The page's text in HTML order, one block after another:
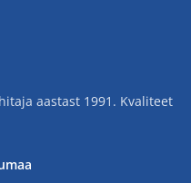
aastast 1991. Kvaliteet